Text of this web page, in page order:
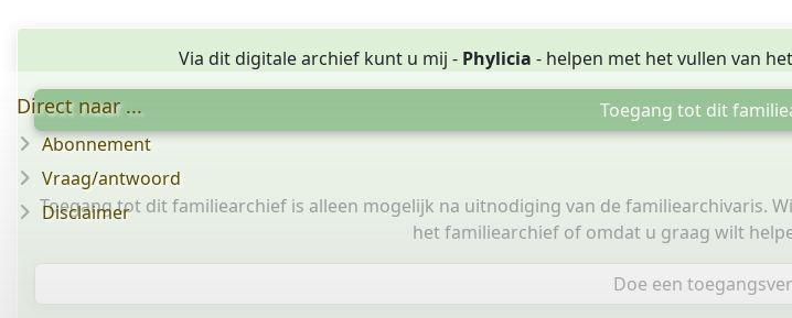
Via dit digitale archief kunt u mij - Phylicia - helpen met het vullen van
Toegang tot dit
Toegang tot dit familiearchief is alleen mogelijk na uitnodiging van de familiearchivaris.
het familiearchief of omdat u graag wilt
Doe een
Direct naar ...
Abonnement
Vraag/antwoord
Disclaimer